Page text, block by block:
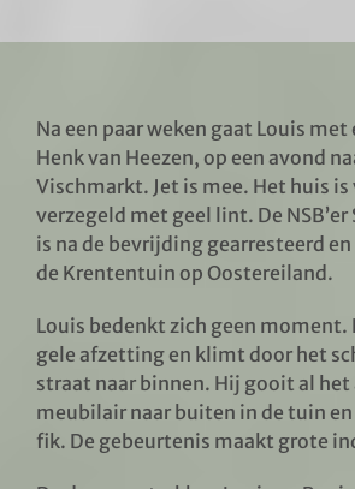
Na een paar weken gaat Louis met
Henk van Heezen, op een avond
Vischmarkt. Jet is mee. Het huis is
verzegeld met geel lint. De
is na de bevrijding gearresteerd
de Krententuin op Oostereiland.
Louis bedenkt zich geen moment.
gele afzetting en klimt door het
straat naar binnen. Hij gooit al het
meubilair naar buiten in de tuin
fik. De gebeurtenis maakt grote